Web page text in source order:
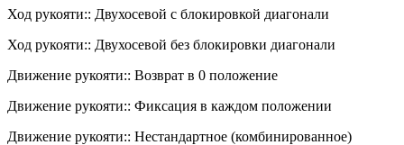
Ход рукояти:: Двухосевой с блокировкой диагонали
Ход рукояти:: Двухосевой без блокировки диагонали
Движение рукояти:: Возврат в 0 положение
Движение рукояти:: Фиксация в каждом положении
Движение рукояти:: Нестандартное (комбинированное)